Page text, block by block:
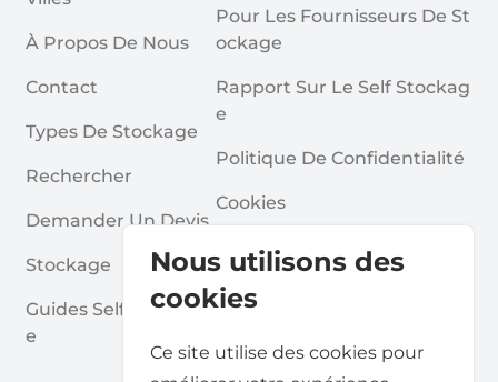
Nous utilisons des
cookies
Ce site utilise des cookies pour
À Propos De Nous
Contact
Types De Stockage
Rechercher
Demander Un Devis
Stockage
Guides Self Stockag
E
Pour Les Fournisseurs De St
Ockage
Rapport Sur Le Self Stockag
E
Politique De Confidentialité
Cookies
Conditions Générales
Questions Fréquentes